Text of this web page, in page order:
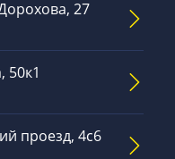
27
50к1
проезд, 4с6